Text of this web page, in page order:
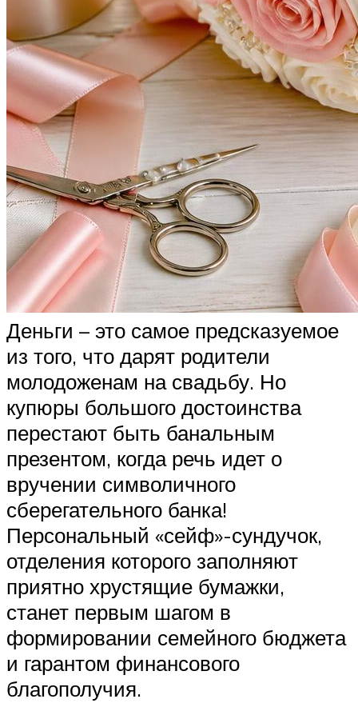
Деньги – это самое предсказуемое
из того, что дарят родители
молодоженам на свадьбу. Но
купюры большого достоинства
перестают быть банальным
презентом, когда речь идет о
вручении символичного
сберегательного банка!
Персональный «сейф»-сундучок,
отделения которого заполняют
приятно хрустящие бумажки,
станет первым шагом в
формировании семейного бюджета
и гарантом финансового
благополучия.